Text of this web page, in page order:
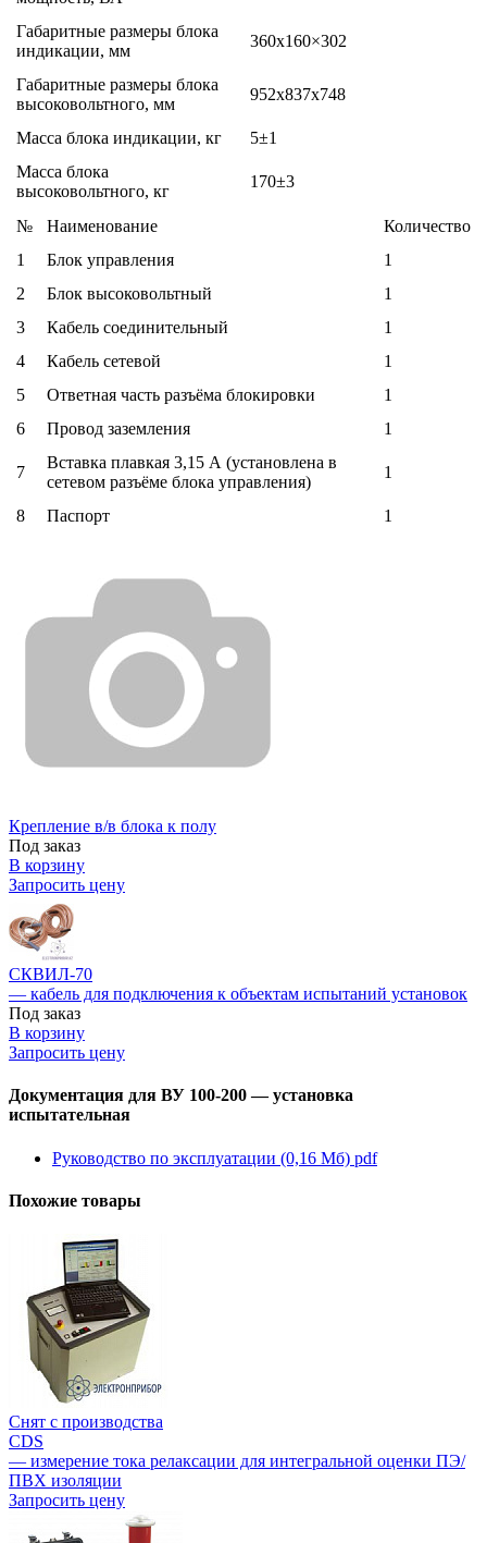
Габаритные размеры блока
индикации, мм
360х160×302
Габаритные размеры блока
высоковольтного, мм
952х837х748
Масса блока индикации, кг
5±1
Масса блока
высоковольтного, кг
170±3
№ Наименование
Количество
1
Блок управления
1
2
Блок высоковольтный
1
3
Кабель соединительный
1
4
Кабель сетевой
1
5
Ответная часть разъёма блокировки
1
6
Провод заземления 1
7
Вставка плавкая 3,15 А (установлена в
сетевом разъёме блока управления)
1
8 Паспорт 1
Крепление в/в блока к полу
Под заказ
В корзину
Запросить цену
СКВИЛ-70
— кабель для подключения к объектам испытаний установок
Под заказ
В корзину
Запросить цену
Документация для ВУ 100-200 — установка
испытательная
Руководство по эксплуатации (0,16 Мб) pdf
Похожие товары
Снят с производства
CDS
— измерение тока релаксации для интегральной оценки ПЭ/
ПВХ изоляции
Запросить цену